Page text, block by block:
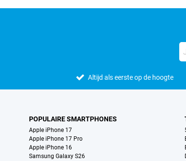
Altijd als eerste op de hoogte
POPULAIRE SMARTPHONES
Apple iPhone 17
Apple iPhone 17 Pro
Apple iPhone 16
Samsung Galaxy S26